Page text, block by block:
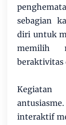
sebagian
diri untuk
memilih
beraktivitas
Kegiatan
interaktif